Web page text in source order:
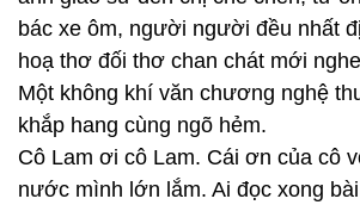
Nói vô phép các cụ chứ dạo này
phải stt nào hoạ bài thơ: "Đất nước
không anh (em)" là nhà cháu next
anh giáo sư đến chị chè chén, từ